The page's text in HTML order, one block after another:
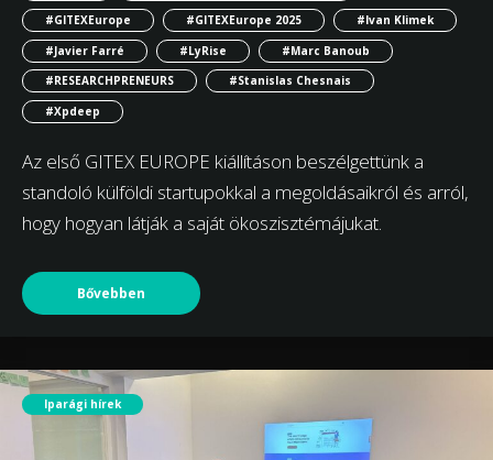
#GITEXEurope
#GITEXEurope 2025
#Ivan Klimek
#Javier Farré
#LyRise
#Marc Banoub
#RESEARCHPRENEURS
#Stanislas Chesnais
#Xpdeep
Az első GITEX EUROPE kiállításon beszélgettünk a
standoló külföldi startupokkal a megoldásaikról és arról,
hogy hogyan látják a saját ökoszisztémájukat.
Bővebben
Iparági hírek